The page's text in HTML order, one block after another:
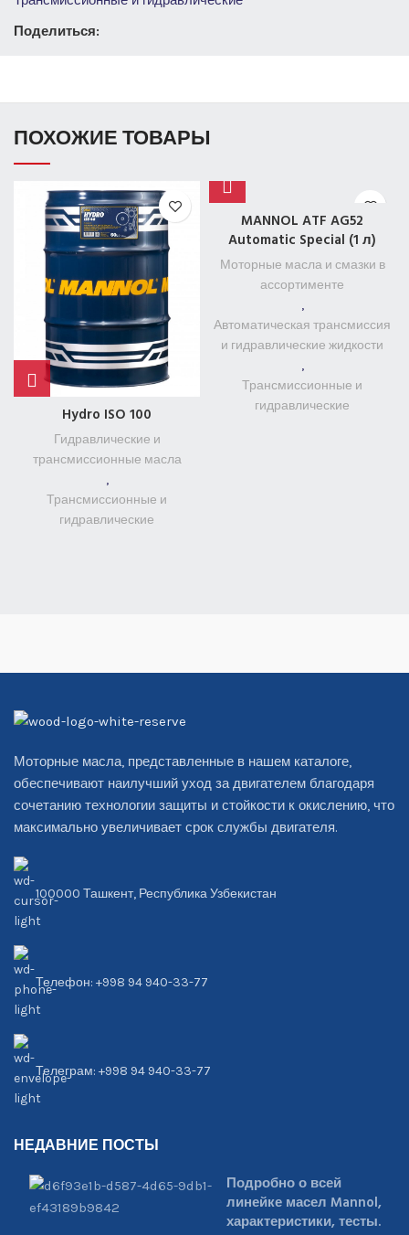
Поделиться:
ПОХОЖИЕ ТОВАРЫ
Hydro ISO 100
Гидравлические и
трансмиссионные масла
,
Трансмиссионные и
гидравлические
MANNOL ATF AG52
Automatic Special (1 л)
Моторные масла и смазки в
ассортименте
,
Автоматическая трансмиссия
и гидравлические жидкости
,
Трансмиссионные и
гидравлические
Моторные масла, представленные в нашем каталоге,
обеспечивают наилучший уход за двигателем благодаря
сочетанию технологии защиты и стойкости к окислению, что
максимально увеличивает срок службы двигателя.
100000 Ташкент, Республика Узбекистан
Телефон: +998 94 940-33-77
Телеграм: +998 94 940-33-77
НЕДАВНИЕ ПОСТЫ
Подробно о всей
линейке масел Mannol,
характеристики, тесты.